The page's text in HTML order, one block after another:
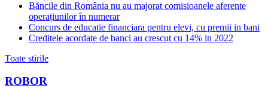
Băncile din România nu au majorat comisioanele aferente
operațiunilor în numerar
Concurs de educatie financiara pentru elevi, cu premii in bani
Creditele acordate de banci au crescut cu 14% in 2022
Toate stirile
ROBOR